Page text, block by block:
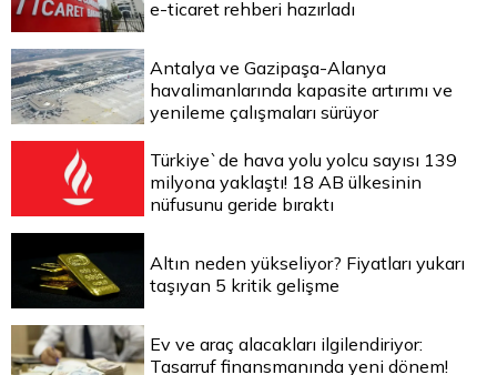
e-ticaret rehberi hazırladı
Antalya ve Gazipaşa-Alanya
havalimanlarında kapasite artırımı ve
yenileme çalışmaları sürüyor
Türkiye`de hava yolu yolcu sayısı 139
milyona yaklaştı! 18 AB ülkesinin
nüfusunu geride bıraktı
Altın neden yükseliyor? Fiyatları yukarı
taşıyan 5 kritik gelişme
Ev ve araç alacakları ilgilendiriyor:
Tasarruf finansmanında yeni dönem!